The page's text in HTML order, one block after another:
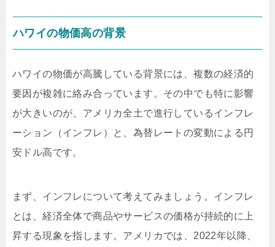
ハワイの物価高の背景
ハワイの物価が高騰している背景には、複数の経済的
要因が複雑に絡み合っています。その中でも特に影響
が大きいのが、アメリカ全土で進行しているインフレ
ーション（インフレ）と、為替レートの変動による円
安ドル高です。
まず、インフレについて考えてみましょう。インフレ
とは、経済全体で商品やサービスの価格が持続的に上
昇する現象を指します。アメリカでは、2022年以降、